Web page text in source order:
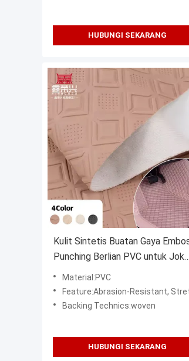
HUBUNGI SEKARANG
Kulit Sintetis Buatan Gaya
Punching Berlian PVC untuk Jok
Mobil, Kursi Mobil, Sofa, Dekorasi,
Tas, Kain Kulit Imitasi
Material:PVC
Feature:Abrasion-Resistant, Stretch, water resistant, Waterproof,
Backing Technics:woven
HUBUNGI SEKARANG